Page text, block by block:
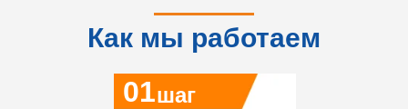
Как мы работаем
01шаг